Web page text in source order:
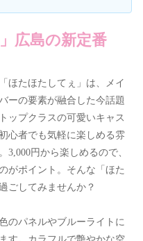
広島の新定番
ほたほたしてぇ」は、メイ
ーの要素が融合した今話題
ップクラスの可愛いキャス
心者でも気軽に楽しめる雰
3,000円から楽しめるので、
がポイント。そんな「ほた
ごしてみませんか？
のパネルやブルーライトに